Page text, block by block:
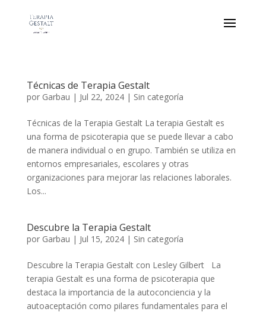
Técnicas de Terapia Gestalt
por Garbau | Jul 22, 2024| Sin categoría
Técnicas de la Terapia Gestalt La terapia Gestalt es
una forma de psicoterapia que se puede llevar a cabo
de manera individual o en grupo. También se utiliza en
entornos empresariales, escolares y otras
organizaciones para mejorar las relaciones laborales.
Los...
Descubre la Terapia Gestalt
por Garbau | Jul 15, 2024| Sin categoría
Descubre la Terapia Gestalt con Lesley Gilbert La
terapia Gestalt es una forma de psicoterapia que
destaca la importancia de la autoconciencia y la
autoaceptación como pilares fundamentales para el